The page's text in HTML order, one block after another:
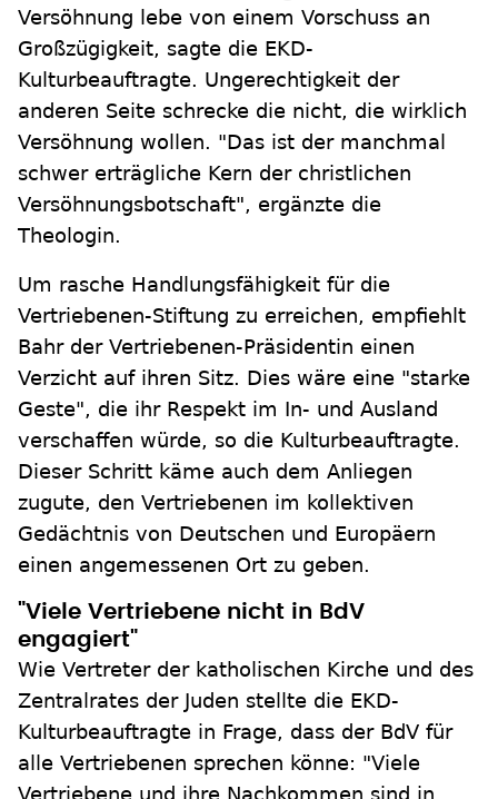
Versöhnung lebe von einem Vorschuss an
Großzügigkeit, sagte die EKD-
Kulturbeauftragte. Ungerechtigkeit der
anderen Seite schrecke die nicht, die wirklich
Versöhnung wollen. "Das ist der manchmal
schwer erträgliche Kern der christlichen
Versöhnungsbotschaft", ergänzte die
Theologin.
Um rasche Handlungsfähigkeit für die
Vertriebenen-Stiftung zu erreichen, empfiehlt
Bahr der Vertriebenen-Präsidentin einen
Verzicht auf ihren Sitz. Dies wäre eine "starke
Geste", die ihr Respekt im In- und Ausland
verschaffen würde, so die Kulturbeauftragte.
Dieser Schritt käme auch dem Anliegen
zugute, den Vertriebenen im kollektiven
Gedächtnis von Deutschen und Europäern
einen angemessenen Ort zu geben.
"Viele Vertriebene nicht in BdV
engagiert"
Wie Vertreter der katholischen Kirche und des
Zentralrates der Juden stellte die EKD-
Kulturbeauftragte in Frage, dass der BdV für
alle Vertriebenen sprechen könne: "Viele
Vertriebene und ihre Nachkommen sind in